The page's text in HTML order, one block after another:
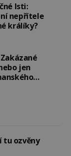
lsti:
nepřítele
králíky?
jen
tu ozvěny